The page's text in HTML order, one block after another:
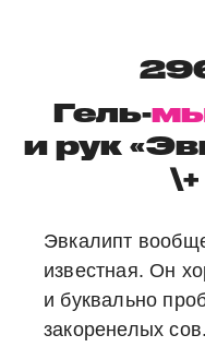
Гель-
и рук
Эвкалипт
известная. Он
и буквально
закоренелых